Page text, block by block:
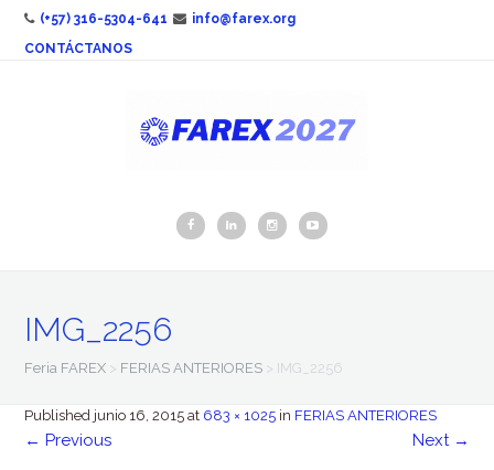
(+57) 316-5304-641
info@farex.org
CONTÁCTANOS
IMG_2256
Feria FAREX > FERIAS ANTERIORES > IMG_2256
Published junio 16, 2015 at 683 × 1025 in FERIAS ANTERIORES
← Previous Next →